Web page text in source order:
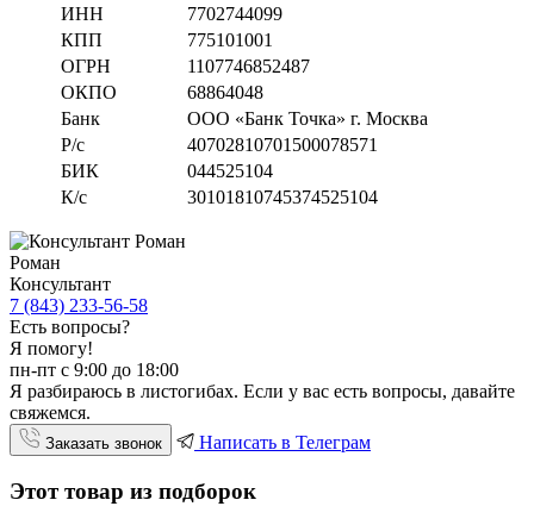
ИНН
7702744099
КПП
775101001
ОГРН
1107746852487
ОКПО
68864048
Банк
ООО «Банк Точка» г. Москва
Р/с
40702810701500078571
БИК
044525104
К/с
30101810745374525104
Роман
Консультант
7 (843) 233-56-58
Есть вопросы?
Я помогу!
пн-пт с 9:00 до 18:00
Я разбираюсь в листогибах. Если у вас есть вопросы, давайте
свяжемся.
Заказать звонок Написать в Телеграм
Этот товар из подборок